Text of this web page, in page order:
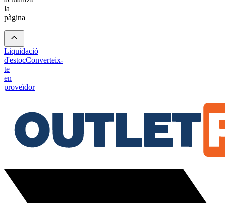
la
pàgina
Liquidació
d'estocConverteix-
te
en
proveïdor